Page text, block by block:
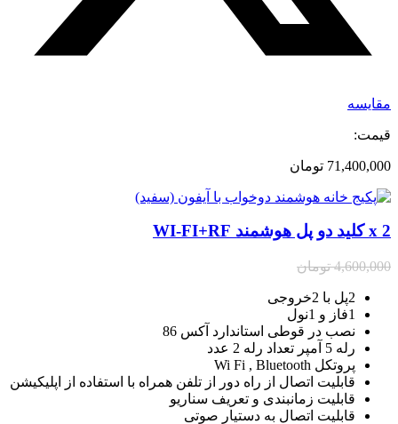
مقایسه
قیمت:
71,400,000 تومان
2 x کلید دو پل هوشمند WI-FI+RF
4,600,000 تومان
2پل با 2خروجی
1فاز و 1نول
نصب در قوطی استاندارد آکس 86
رله 5 آمپر تعداد رله 2 عدد
پروتکل Wi Fi , Bluetooth
قابلیت اتصال از راه دور از تلفن همراه با استفاده از اپلیکیشن
قابلیت زمانبندی و تعریف سناریو
قابلیت اتصال به دستیار صوتی